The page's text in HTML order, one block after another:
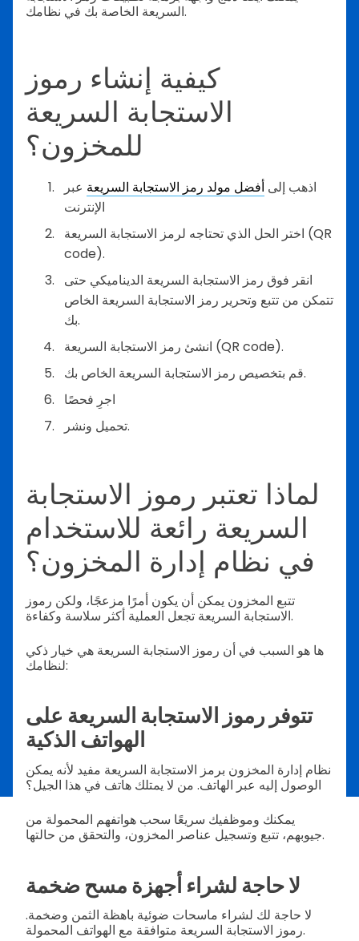
السريعة الخاصة بك في نظامك.
كيفية إنشاء رموز
الاستجابة السريعة
للمخزون؟
اذهب إلى أفضل مولد رمز الاستجابة السريعة عبر
الإنترنت
اختر الحل الذي تحتاجه لرمز الاستجابة السريعة (QR
code).
انقر فوق رمز الاستجابة السريعة الديناميكي حتى
تتمكن من تتبع وتحرير رمز الاستجابة السريعة الخاص
بك.
انشئ رمز الاستجابة السريعة (QR code).
قم بتخصيص رمز الاستجابة السريعة الخاص بك.
اجرِ فحصًا
تحميل ونشر.
لماذا تعتبر رموز الاستجابة
السريعة رائعة للاستخدام
في نظام إدارة المخزون؟
تتبع المخزون يمكن أن يكون أمرًا مزعجًا، ولكن رموز
الاستجابة السريعة تجعل العملية أكثر سلاسة وكفاءة.
ها هو السبب في أن رموز الاستجابة السريعة هي خيار ذكي
لنظامك:
تتوفر رموز الاستجابة السريعة على
الهواتف الذكية
نظام إدارة المخزون برمز الاستجابة السريعة مفيد لأنه يمكن
الوصول إليه عبر الهاتف. من لا يمتلك هاتف في هذا الجيل؟
يمكنك وموظفيك سريعًا سحب هواتفهم المحمولة من
جيوبهم، تتبع وتسجيل عناصر المخزون، والتحقق من حالتها.
لا حاجة لشراء أجهزة مسح ضخمة
لا حاجة لك لشراء ماسحات ضوئية باهظة الثمن وضخمة.
رموز الاستجابة السريعة متوافقة مع الهواتف المحمولة.